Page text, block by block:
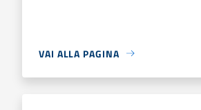
VAI ALLA PAGINA